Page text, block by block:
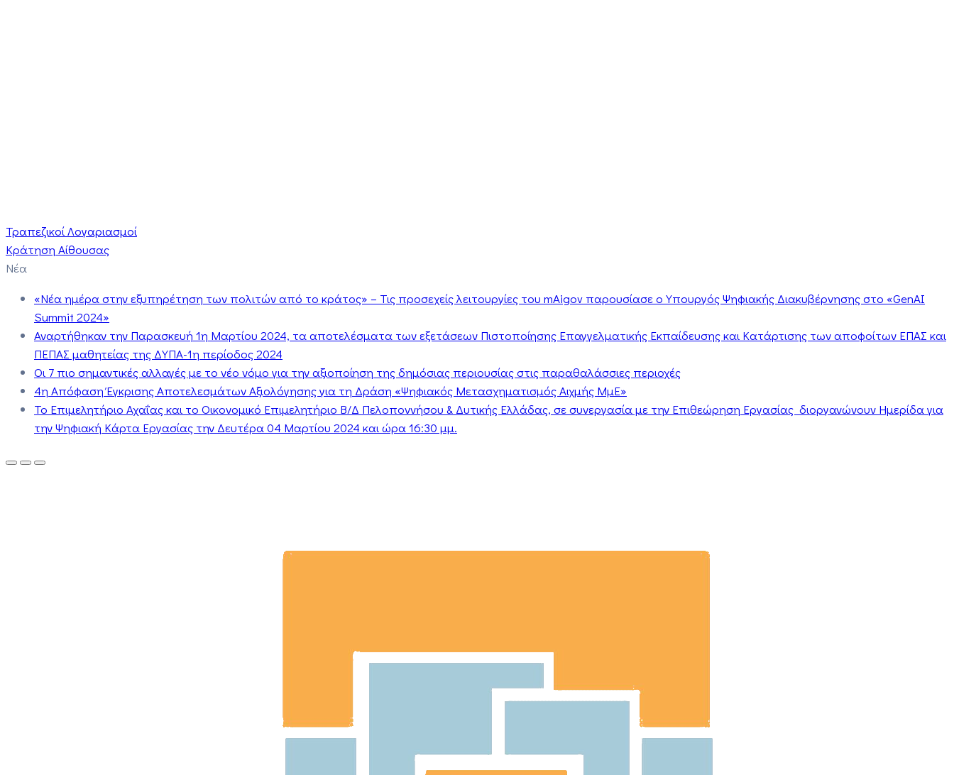
Τραπεζικοί Λογαριασμοί
Κράτηση Αίθουσας
Νέα
«Νέα ημέρα στην εξυπηρέτηση των πολιτών από το κράτος» – Τις προσεχείς λειτουργίες του mAigov παρουσίασε ο Υπουργός Ψηφιακής Διακυβέρνησης στο «GenAI
Summit 2024»
Αναρτήθηκαν την Παρασκευή 1η Μαρτίου 2024, τα αποτελέσματα των εξετάσεων Πιστοποίησης Επαγγελματικής Εκπαίδευσης και Κατάρτισης των αποφοίτων ΕΠΑΣ και
ΠΕΠΑΣ μαθητείας της ΔΥΠΑ-1η περίοδος 2024
Οι 7 πιο σημαντικές αλλαγές με το νέο νόμο για την αξιοποίηση της δημόσιας περιουσίας στις παραθαλάσσιες περιοχές
4η Απόφαση Έγκρισης Αποτελεσμάτων Αξιολόγησης για τη Δράση «Ψηφιακός Μετασχηματισμός Αιχμής ΜμΕ»
Το Επιμελητήριο Αχαΐας και το Οικονομικό Επιμελητήριο Β/Δ Πελοποννήσου & Δυτικής Ελλάδας, σε συνεργασία με την Επιθεώρηση Εργασίας διοργανώνουν Ημερίδα για
την Ψηφιακή Κάρτα Εργασίας την Δευτέρα 04 Μαρτίου 2024 και ώρα 16:30 μμ.